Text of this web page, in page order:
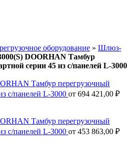
оборудование » Шлюз-
DOORHAN Тамбур
серии 45 из с/панелей L-3000
Тамбур перегрузочный
с/панелей L-3000 от 694 421,00 ₽
Тамбур перегрузочный
с/панелей L-3000 от 453 863,00 ₽